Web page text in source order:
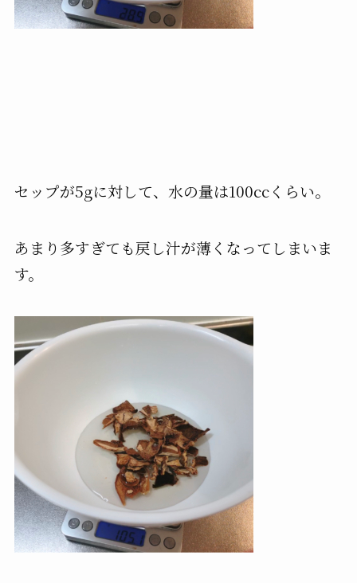
セップが5gに対して、水の量は100ccくらい。
あまり多すぎても戻し汁が薄くなってしまいま
す。